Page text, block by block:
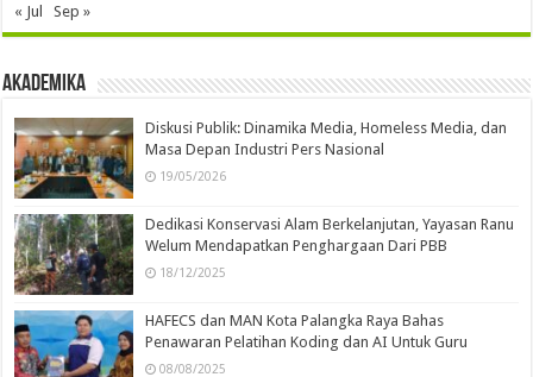
« Jul
Sep »
Akademika
Diskusi Publik: Dinamika Media, Homeless Media, dan
Masa Depan Industri Pers Nasional
19/05/2026
Dedikasi Konservasi Alam Berkelanjutan, Yayasan Ranu
Welum Mendapatkan Penghargaan Dari PBB
18/12/2025
HAFECS dan MAN Kota Palangka Raya Bahas
Penawaran Pelatihan Koding dan AI Untuk Guru
08/08/2025